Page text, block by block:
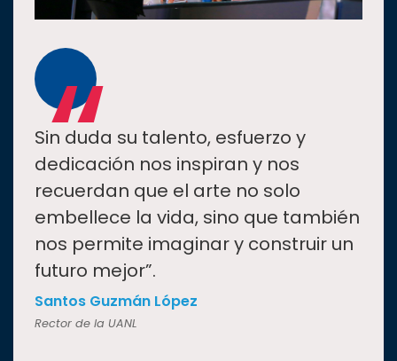
“
Sin duda su talento, esfuerzo y
dedicación nos inspiran y nos
recuerdan que el arte no solo
embellece la vida, sino que también
nos permite imaginar y construir un
futuro mejor”.
Santos Guzmán López
Rector de la UANL